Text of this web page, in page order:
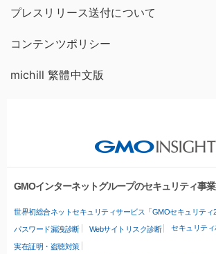
プレスリリース送付について
コンテンツポリシー
michill 繁體中文版
GMOインターネットグループのセキュリティ事
世界初総合ネットセキュリティサービス「GMOセキュリティ
パスワード漏洩診断 Webサイトリスク診断 セキュリテ
実在証明・盗聴対策